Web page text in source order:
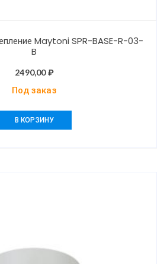
Maytoni SPR-BASE-R-03-
B
2490,00₽
Под заказ
В КОРЗИНУ